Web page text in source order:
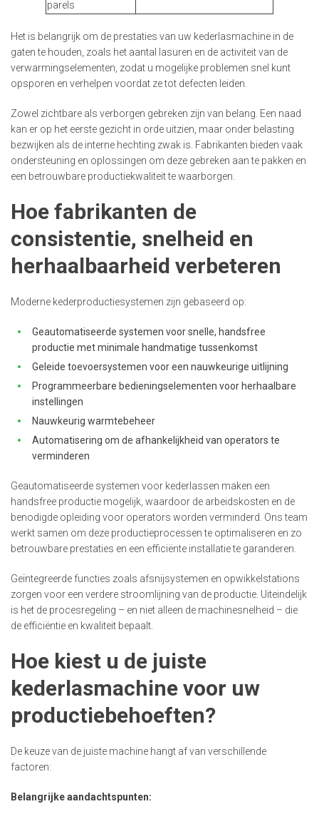
parels
Het is belangrijk om de prestaties van uw kederlasmachine in de
gaten te houden, zoals het aantal lasuren en de activiteit van de
verwarmingselementen, zodat u mogelijke problemen snel kunt
opsporen en verhelpen voordat ze tot defecten leiden.
Zowel zichtbare als verborgen gebreken zijn van belang. Een naad
kan er op het eerste gezicht in orde uitzien, maar onder belasting
bezwijken als de interne hechting zwak is. Fabrikanten bieden vaak
ondersteuning en oplossingen om deze gebreken aan te pakken en
een betrouwbare productiekwaliteit te waarborgen.
Hoe fabrikanten de
consistentie, snelheid en
herhaalbaarheid verbeteren
Moderne kederproductiesystemen zijn gebaseerd op:
Geautomatiseerde systemen voor snelle, handsfree
productie met minimale handmatige tussenkomst
Geleide toevoersystemen voor een nauwkeurige uitlijning
Programmeerbare bedieningselementen voor herhaalbare
instellingen
Nauwkeurig warmtebeheer
Automatisering om de afhankelijkheid van operators te
verminderen
Geautomatiseerde systemen voor kederlassen maken een
handsfree productie mogelijk, waardoor de arbeidskosten en de
benodigde opleiding voor operators worden verminderd. Ons team
werkt samen om deze productieprocessen te optimaliseren en zo
betrouwbare prestaties en een efficiënte installatie te garanderen.
Geïntegreerde functies zoals afsnijsystemen en opwikkelstations
zorgen voor een verdere stroomlijning van de productie. Uiteindelijk
is het de procesregeling – en niet alleen de machinesnelheid – die
de efficiëntie en kwaliteit bepaalt.
Hoe kiest u de juiste
kederlasmachine voor uw
productiebehoeften?
De keuze van de juiste machine hangt af van verschillende
factoren:
Belangrijke aandachtspunten: